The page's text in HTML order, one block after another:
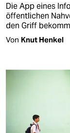
Die App eines
öffentlichen
den Griff
Von Knut Henkel